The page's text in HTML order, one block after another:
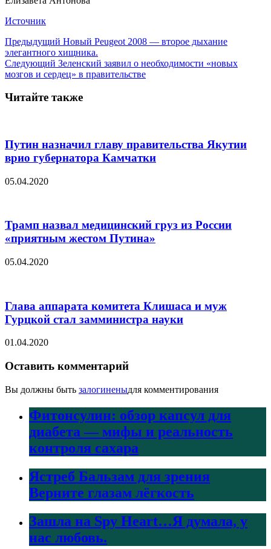
Источник
Предыдущий Новый Peugeot 2008 — второе дыхание
элегантного хищника.
Следующий Зеленский заявил о необходимости «новых
мозгов и сердец» в правительстве
Читайте также
Путин назначил главу правительства Якутии
врио губернатора Камчатки
05.04.2020
Трамп назвал медицинский груз из России
«приятным жестом Путина»
05.04.2020
Глава аппарата комитета Клишаса и муж
Гурцкой стал замминистра науки
01.04.2020
Оставить комментарий
Вы должны быть залогиненыдля комментирования
Фитонсулин: обзор капсул для
диабета — мифы и реальность
контроля сахара
Ястреб Бальзам для зрения
Верните глазам лёгкость
Зашла на Spy Heart…Я думала, у
нас любовь.